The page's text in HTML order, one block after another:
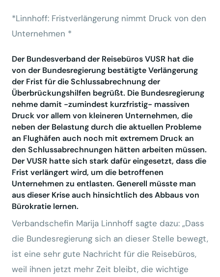
*Linnhoff: Fristverlängerung nimmt Druck von den
Unternehmen *
Der Bundesverband der Reisebüros VUSR hat die
von der Bundesregierung bestätigte Verlängerung
der Frist für die Schlussabrechnung der
Überbrückungshilfen begrüßt. Die Bundesregierung
nehme damit -zumindest kurzfristig- massiven
Druck vor allem von kleineren Unternehmen, die
neben der Belastung durch die aktuellen Probleme
an Flughäfen auch noch mit extremem Druck an
den Schlussabrechnungen hätten arbeiten müssen.
Der VUSR hatte sich stark dafür eingesetzt, dass die
Frist verlängert wird, um die betroffenen
Unternehmen zu entlasten. Generell müsste man
aus dieser Krise auch hinsichtlich des Abbaus von
Bürokratie lernen.
Verbandschefin Marija Linnhoff sagte dazu: „Dass
die Bundesregierung sich an dieser Stelle bewegt,
ist eine sehr gute Nachricht für die Reisebüros,
weil ihnen jetzt mehr Zeit bleibt, die wichtige